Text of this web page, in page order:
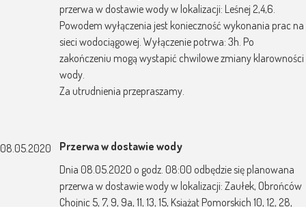
przerwa w dostawie wody w lokalizacji: Leśnej 2,4,6.
Powodem wyłączenia jest konieczność wykonania prac na
sieci wodociągowej. Wyłączenie potrwa: 3h. Po
zakończeniu mogą wystapić chwilowe zmiany klarowności
wody.
Za utrudnienia przepraszamy.
08.05.2020
Przerwa w dostawie wody
Dnia 08.05.2020 o godz. 08:00 odbędzie się planowana
przerwa w dostawie wody w lokalizacji: Zaułek, Obrońców
Chojnic 5, 7, 9, 9a, 11, 13, 15, Książąt Pomorskich 10, 12, 28,